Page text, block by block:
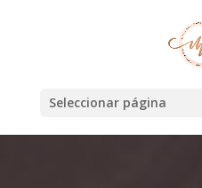
Seleccionar página